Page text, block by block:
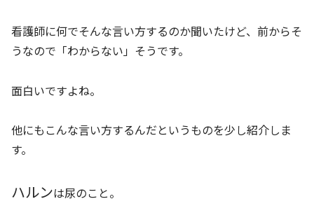
看護師に何でそんな言い方するのか聞いたけど、前からそ
うなので「わからない」そうです。
面白いですよね。
他にもこんな言い方するんだというものを少し紹介しま
す。
ハルンは尿のこと。